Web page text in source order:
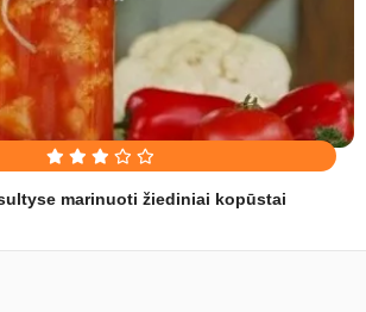
marinuoti žiediniai kopūstai